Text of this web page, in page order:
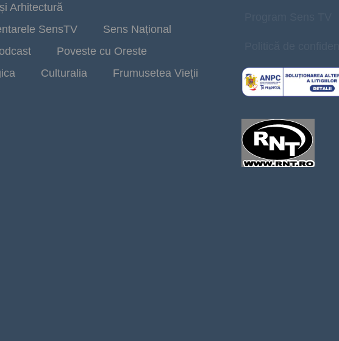
Arhitectură
SensTV
Sens Național
Poveste cu Oreste
Culturalia Frumusetea Vieții